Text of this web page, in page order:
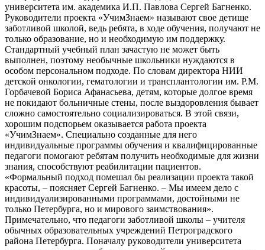
университета им. академика И.П. Павлова Сергей Багненко.
Руководители проекта «УчимЗнаем» называют свое детище
заботливой школой, ведь ребята, в ходе обучения, получают не
только образование, но и необходимую им поддержку.
Стандартный учебный план зачастую не может быть
выполнен, поэтому необычные школьники нуждаются в
особом персональном подходе. По словам директора НИИ
детской онкологии, гематологии и трансплантологии им. Р.М.
Горбачевой Бориса Афанасьева, детям, которые долгое время
не покидают больничные стены, после выздоровления бывает
сложно самостоятельно социализироваться. В этой связи,
хорошим подспорьем оказывается работа проекта
«УчимЗнаем». Специально созданные для него
индивидуальные программы обучения и квалифицированные
педагоги помогают ребятам получить необходимые для жизни
знания, способствуют реабилитации пациентов.
«Формальный подход помешал бы реализации проекта такой
красоты, – поясняет Сергей Багненко. – Мы имеем дело с
индивидуализированными программами, достойными не
только Петербурга, но и мирового заимствования».
Примечательно, что педагоги заботливой школы – учителя
обычных образовательных учреждений Петроградского
района Петербурга. Поначалу руководители университета